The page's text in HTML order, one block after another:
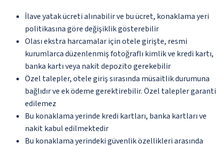
İlave yatak ücreti alınabilir ve bu ücret, konaklama yeri
politikasına göre değişiklik gösterebilir
Olası ekstra harcamalar için otele girişte, resmi
kurumlarca düzenlenmiş fotoğraflı kimlik ve kredi kartı,
banka kartı veya nakit depozito gerekebilir
Özel talepler, otele giriş sırasında müsaitlik durumuna
bağlıdır ve ek ödeme gerektirebilir. Özel talepler garanti
edilemez
Bu konaklama yerinde kredi kartları, banka kartları ve
nakit kabul edilmektedir
Bu konaklama yerindeki güvenlik özellikleri arasında